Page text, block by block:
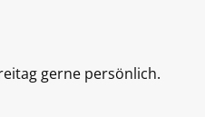
gerne persönlich.